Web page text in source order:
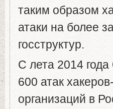
таким образом
атаки на более
госструктур.
С лета 2014
600 атак
организаций в